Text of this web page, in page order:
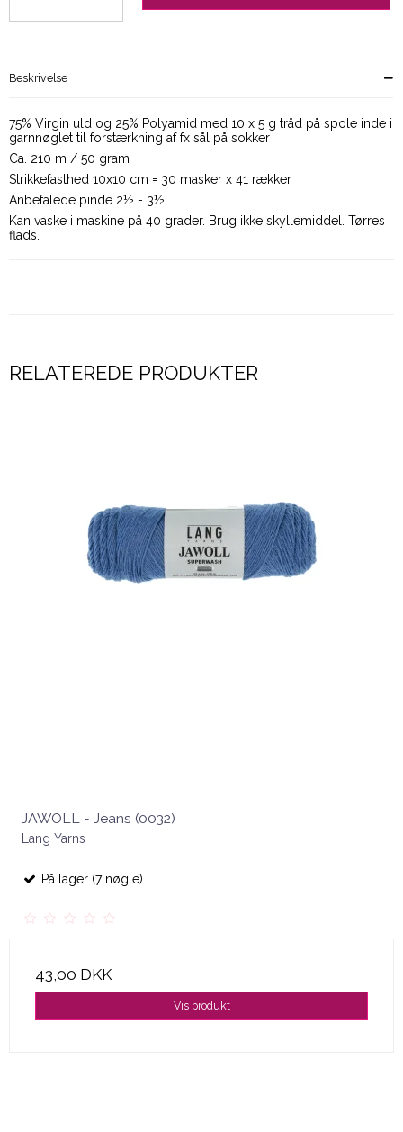
Beskrivelse
75% Virgin uld og 25% Polyamid med 10 x 5 g tråd på spole inde i
garnnøglet til forstærkning af fx sål på sokker
Ca. 210 m / 50 gram
Strikkefasthed 10x10 cm = 30 masker x 41 rækker
Anbefalede pinde 2½ - 3½
Kan vaske i maskine på 40 grader. Brug ikke skyllemiddel. Tørres
flads.
RELATEREDE PRODUKTER
JAWOLL - Jeans (0032)
Lang Yarns
På lager (7 nøgle)
43,00 DKK
Vis produkt